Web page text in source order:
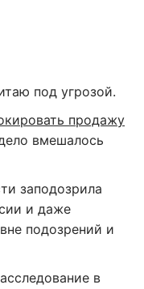
под угрозой.
продажу
вмешалось
заподозрила
и даже
подозрений и
в